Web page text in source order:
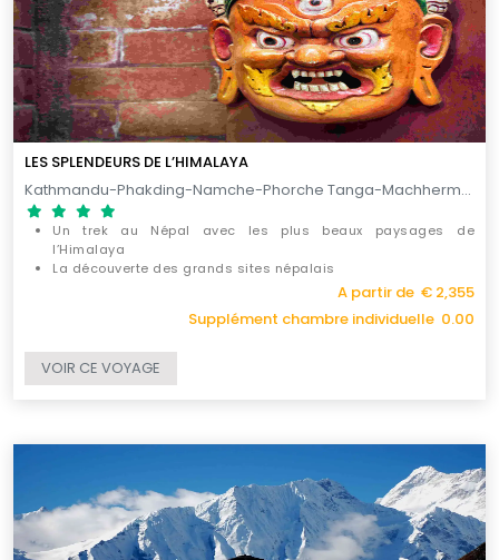
LES SPLENDEURS DE L’HIMALAYA
Kathmandu-Phakding-Namche-Phorche Tanga-Machhermo-Gokyo-Dzonglha-Lobuche-Gorek Shep-Pheriche-Tengboche-Lukla / 18 JOURS
Un trek au Népal avec les plus beaux paysages de
l’Himalaya
La découverte des grands sites népalais
A partir de € 2,355
Supplément chambre individuelle 0.00
VOIR CE VOYAGE